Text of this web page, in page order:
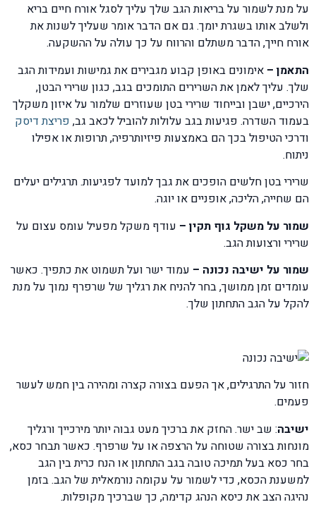
על מנת לשמור על בריאות הגב שלך עליך לסגל אורח חיים בריא
ולשלב אותו בשגרת יומך. גם אם הדבר אומר שעליך לשנות את
אורח חייך, הדבר משתלם והרווח על כך עולה על ההשקעה.
התאמן – אימונים באופן קבוע מגבירים את גמישות ועמידות הגב
שלך. עליך לאמן את השרירים התומכים בגב, כגון שרירי הבטן,
הירכיים, ישבן ובייחוד שרירי בטן שעוזרים שלמור על איזון משקלך
בעמוד השדרה. פגיעות בגב עלולות להוביל לכאב גב, פריצת דיסק
ודרכי הטיפול בכך הם באמצעות פיזיותרפיה, תרופות או אפילו
ניתוח.
שרירי בטן חלשים הופכים את גבך למועד לפגיעות. תרגילים יעלים
הם שחייה, הליכה, אופניים או יוגה.
שמור על משקל גוף תקין – עודף משקל מפעיל עומס עצום על
שרירי ורצועות הגב.
שמור על ישיבה נכונה – עמוד ישר ועל תשמוט את כתפיך. כאשר
עומדים זמן ממושך, בחר להניח את רגליך של שרפרף נמוך על מנת
להקל על הגב התחתון שלך.
חזור על התרגילים, אך הפעם בצורה קצרה ומהירה בין חמש לעשר
פעמים.
ישיבה: שב ישר. החזק את ברכיך מעט גבוה יותר מירכייך ורגליך
מונחות בצורה שטוחה על הרצפה או על שרפרף. כאשר תבחר כסא,
בחר כסא בעל תמיכה טובה בגב התחתון או הנח כרית בין הגב
למשענת הכסא, כדי לשמור על עקומה נורמאלית של הגב. בזמן
נהיגה הצב את כיסא הנהג קדימה, כך שברכיך מקופלות.